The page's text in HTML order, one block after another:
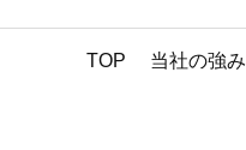
TOP 当社の強み